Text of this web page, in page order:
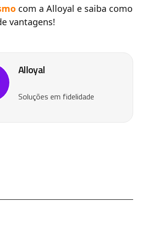
com a Alloyal e saiba como
vantagens!
Alloyal
Soluções em fidelidade